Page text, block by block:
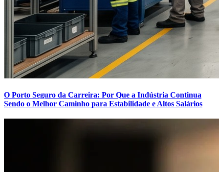
O Porto Seguro da Carreira: Por Que a Indústria Continua
Sendo o Melhor Caminho para Estabilidade e Altos Salários